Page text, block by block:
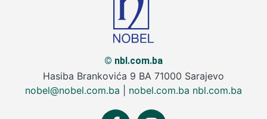
© nbl.com.ba
Hasiba Brankovića 9 BA 71000 Sarajevo
nobel@nobel.com.ba
nobel.com.ba nbl.com.ba